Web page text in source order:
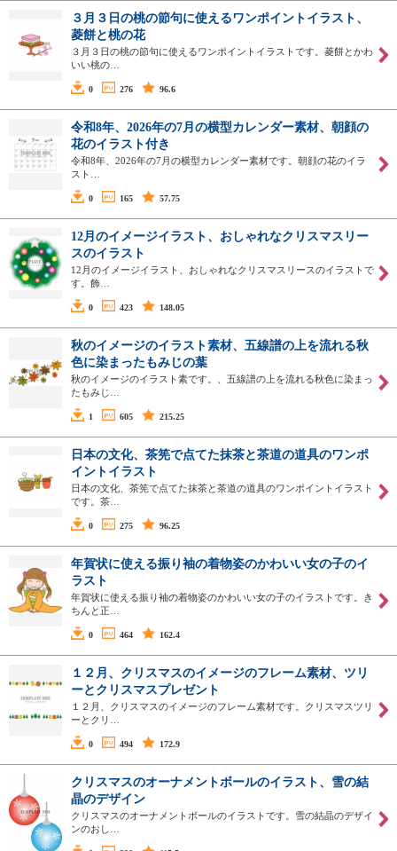
３月３日の桃の節句に使えるワンポイントイラスト、
菱餅と桃の花
３月３日の桃の節句に使えるワンポイントイラストです。菱餅とかわ
いい桃の…
0 276 96.6
令和8年、2026年の7月の横型カレンダー素材、朝顔の
花のイラスト付き
令和8年、2026年の7月の横型カレンダー素材です。朝顔の花のイラ
スト…
0 165 57.75
12月のイメージイラスト、おしゃれなクリスマスリー
スのイラスト
12月のイメージイラスト、おしゃれなクリスマスリースのイラストで
す。飾…
0 423 148.05
秋のイメージのイラスト素材、五線譜の上を流れる秋
色に染まったもみじの葉
秋のイメージのイラスト素です。、五線譜の上を流れる秋色に染まっ
たもみじ…
1 605 215.25
日本の文化、茶筅で点てた抹茶と茶道の道具のワンポ
イントイラスト
日本の文化、茶筅で点てた抹茶と茶道の道具のワンポイントイラスト
です。茶…
0 275 96.25
年賀状に使える振り袖の着物姿のかわいい女の子のイ
ラスト
年賀状に使える振り袖の着物姿のかわいい女の子のイラストです。き
ちんと正…
0 464 162.4
１２月、クリスマスのイメージのフレーム素材、ツリ
ーとクリスマスプレゼント
１２月、クリスマスのイメージのフレーム素材です。クリスマスツリ
ーとクリ…
0 494 172.9
クリスマスのオーナメントボールのイラスト、雪の結
晶のデザイン
クリスマスのオーナメントボールのイラストです。雪の結晶のデザイ
ンのおし…